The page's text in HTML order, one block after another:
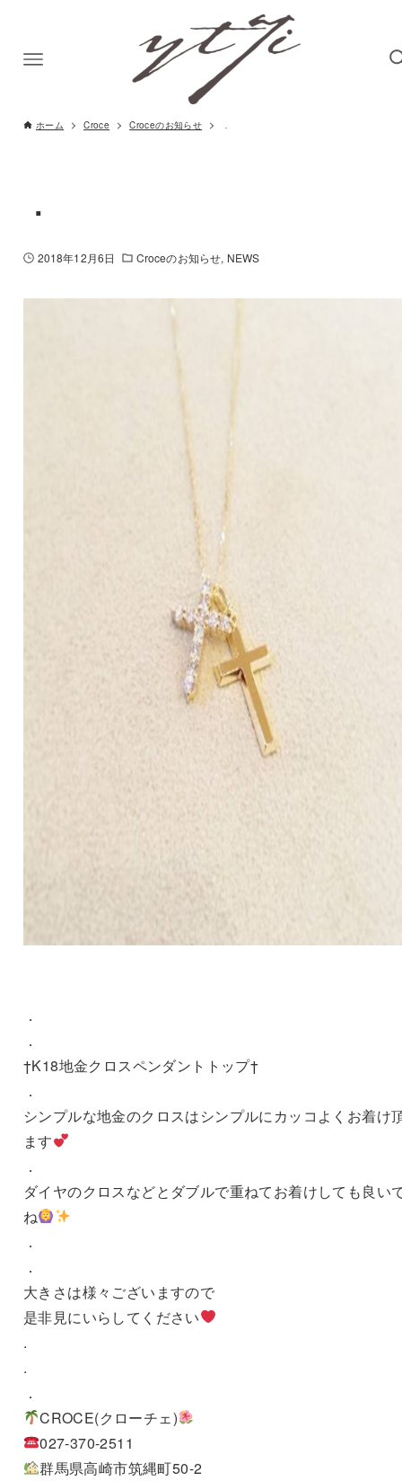
ホーム Croce Croceのお知らせ ．
．
2018年12月6日 Croceのお知らせ NEWS
．
．
†K18地金クロスペンダントトップ†
．
シンプルな地金のクロスはシンプルにカッコよくお着け
ます
．
ダイヤのクロスなどとダブルで重ねてお着けしても良い
ね
．
．
大きさは様々ございますので
是非見にいらしてください
.
.
．
CROCE(クローチェ)
027-370-2511
群馬県高崎市筑縄町50-2